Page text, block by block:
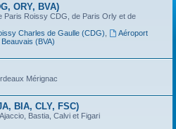
ORY, BVA)
Paris Roissy CDG, de Paris Orly et de
Charles de Gaulle (CDG)
Aéroport
(BVA)
Mérignac
BIA, CLY, FSC)
Bastia, Calvi et Figari